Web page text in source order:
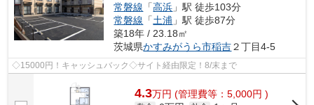
常磐線 「高浜 」駅 徒歩103分
常磐線 「土浦 」駅 徒歩87分
築18年 / 23.18㎡
茨城県かすみがうら市稲吉２丁目4-5
◇15000円！キャッシュバック◇サイト経由限定！8/末まで
4.3万円 (管理費等：5,000円 )